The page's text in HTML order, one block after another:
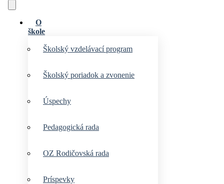
O
škole
Školský vzdelávací program
Školský poriadok a zvonenie
Úspechy
Pedagogická rada
OZ Rodičovská rada
Príspevky